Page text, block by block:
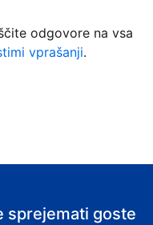
odgovore na vsa
vprašanji.
sprejemati goste